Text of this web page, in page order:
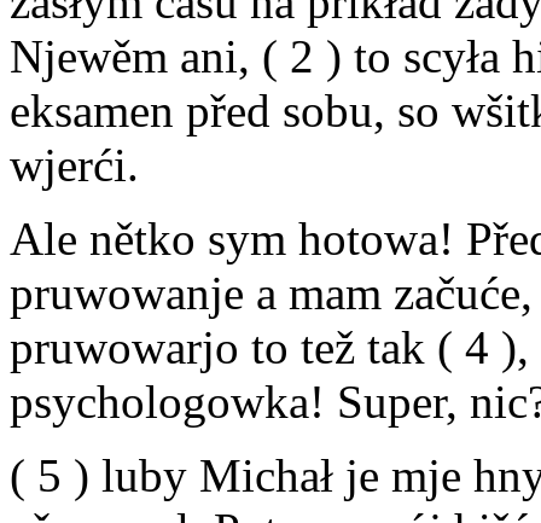
Njewěm ani, ( 2 ) to scyła
eksamen před sobu, so
wjerći.
Ale nětko sym hotowa!
pruwowanje a mam
pruwowarjo to tež tak ( 4
psychologowka! Super,
( 5 ) luby Michał je mje